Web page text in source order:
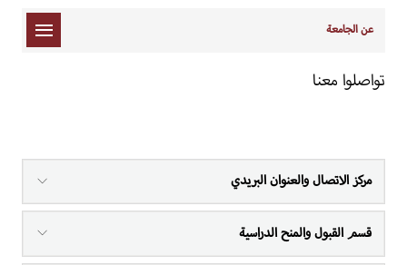
عن الجامعة
تواصلوا معنا
مركز الاتصال والعنوان البريدي
قسم القبول والمنح الدراسية